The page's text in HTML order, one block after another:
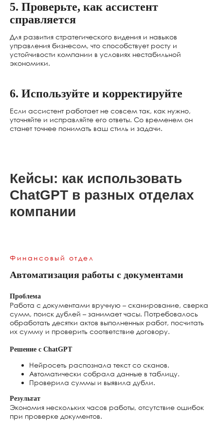
5. Проверьте, как ассистент
справляется
Для развития стратегического видения и навыков
управления бизнесом, что способствует росту и
устойчивости компании в условиях нестабильной
экономики.
6. Используйте и корректируйте
Если ассистент работает не совсем так, как нужно,
уточняйте и исправляйте его ответы. Со временем он
станет точнее понимать ваш стиль и задачи.
Кейсы: как использовать
ChatGPT в разных отделах
компании
Финансовый отдел
Автоматизация работы с документами
Проблема
Работа с документами вручную – сканирование, сверка
сумм, поиск дублей – занимает часы. Потребовалось
обработать десятки актов выполненных работ, посчитать
их сумму и проверить соответствие договору.
Решение с ChatGPT
Нейросеть распознала текст со сканов.
Автоматически собрала данные в таблицу.
Проверила суммы и выявила дубли.
Результат
Экономия нескольких часов работы, отсутствие ошибок
при проверке документов.